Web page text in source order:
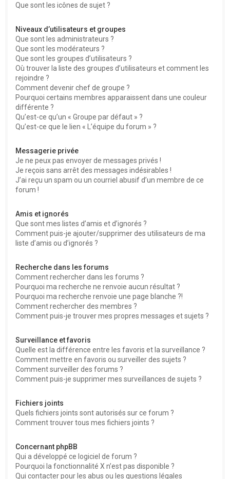
Que sont les icônes de sujet ?
Niveaux d’utilisateurs et groupes
Que sont les administrateurs ?
Que sont les modérateurs ?
Que sont les groupes d’utilisateurs ?
Où trouver la liste des groupes d’utilisateurs et comment les
rejoindre ?
Comment devenir chef de groupe ?
Pourquoi certains membres apparaissent dans une couleur
différente ?
Qu’est-ce qu’un « Groupe par défaut » ?
Qu’est-ce que le lien « L’équipe du forum » ?
Messagerie privée
Je ne peux pas envoyer de messages privés !
Je reçois sans arrêt des messages indésirables !
J’ai reçu un spam ou un courriel abusif d’un membre de ce
forum !
Amis et ignorés
Que sont mes listes d’amis et d’ignorés ?
Comment puis-je ajouter/supprimer des utilisateurs de ma
liste d’amis ou d’ignorés ?
Recherche dans les forums
Comment rechercher dans les forums ?
Pourquoi ma recherche ne renvoie aucun résultat ?
Pourquoi ma recherche renvoie une page blanche ?!
Comment rechercher des membres ?
Comment puis-je trouver mes propres messages et sujets ?
Surveillance et favoris
Quelle est la différence entre les favoris et la surveillance ?
Comment mettre en favoris ou surveiller des sujets ?
Comment surveiller des forums ?
Comment puis-je supprimer mes surveillances de sujets ?
Fichiers joints
Quels fichiers joints sont autorisés sur ce forum ?
Comment trouver tous mes fichiers joints ?
Concernant phpBB
Qui a développé ce logiciel de forum ?
Pourquoi la fonctionnalité X n’est pas disponible ?
Qui contacter pour les abus ou les questions légales